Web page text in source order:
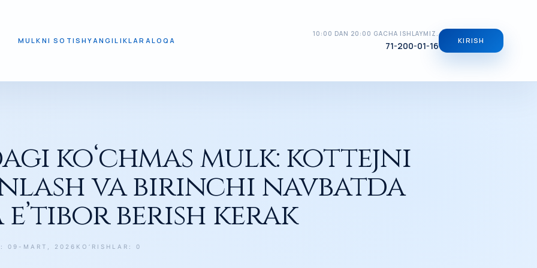
MULKNI SOTISHYANGILIKLAR ALOQA
10:00 DAN 20:00 GACHA ISHLAYMIZ.
71-200-01-16 KIRISH
ko‘chmas mulk: kottejni
va birinchi navbatda
berish kerak
09-MART, 2026 KO‘RISHLAR: 0